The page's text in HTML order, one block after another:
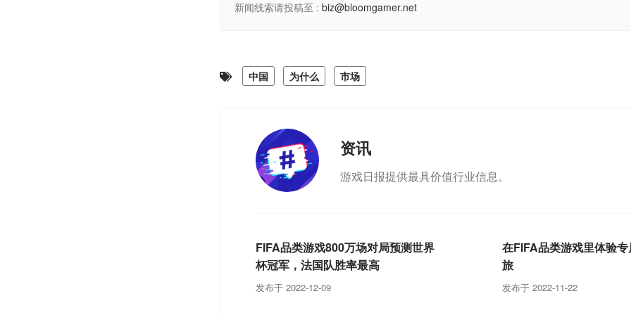
新闻线索请投稿至 : biz@bloomgamer.net
中国 为什么 市场
资讯
游戏日报提供最具价值行业信息。
FIFA品类游戏800万场对局预测世界
杯冠军，法国队胜率最高
发布于 2022-12-09
在FIFA品类游戏里体验
旅
发布于 2022-11-22